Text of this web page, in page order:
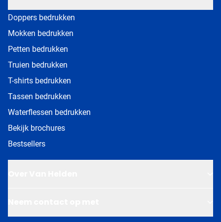
Doppers bedrukken
Mokken bedrukken
Petten bedrukken
Truien bedrukken
T-shirts bedrukken
Tassen bedrukken
Waterflessen bedrukken
Bekijk brochures
Bestsellers